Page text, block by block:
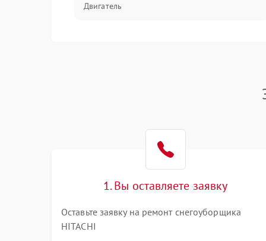
Двигатель
1. Вы оставляете заявку
Оставьте заявку на ремонт снегоуборщика
HITACHI